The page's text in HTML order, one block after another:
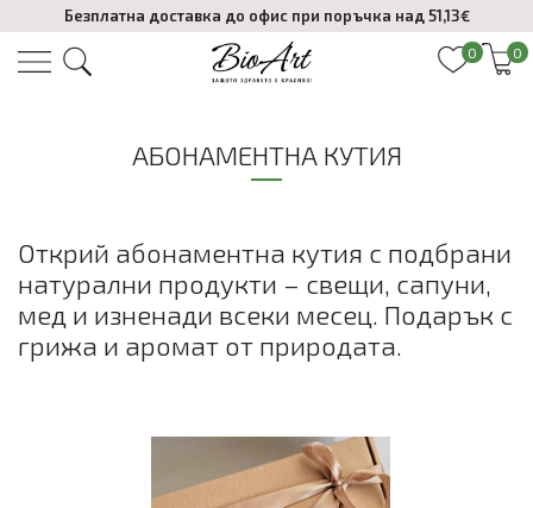
Безплатна доставка до офис при поръчка над 51,13€
0 0
АБОНАМЕНТНА КУТИЯ
Открий абонаментна кутия с подбрани
натурални продукти – свещи, сапуни,
мед и изненади всеки месец. Подарък с
грижа и аромат от природата.